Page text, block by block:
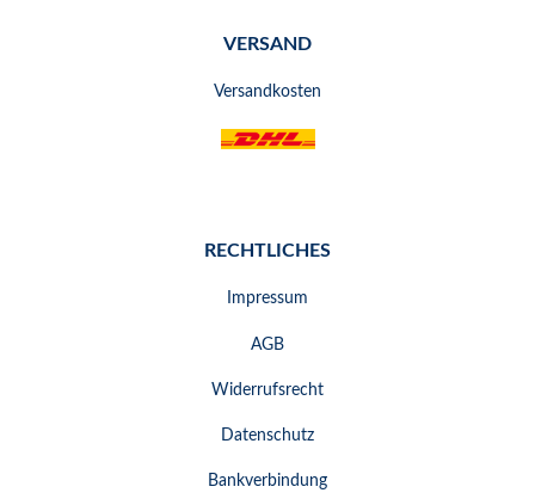
VERSAND
Versandkosten
RECHTLICHES
Impressum
AGB
Widerrufsrecht
Datenschutz
Bankverbindung